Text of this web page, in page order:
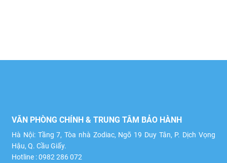
VĂN PHÒNG CHÍNH & TRUNG TÂM BẢO HÀNH
Hà Nội: Tầng 7, Tòa nhà Zodiac, Ngõ 19 Duy Tân, P. Dịch Vọng
Hậu, Q. Cầu Giấy.
Hotline : 0982 286 072